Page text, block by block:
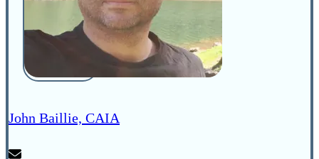
John Baillie, CAIA